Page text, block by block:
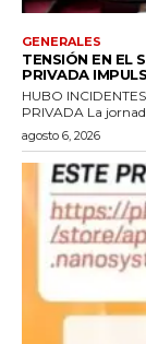
GENERALES
TENSIÓN EN EL
PRIVADA
HUBO
PRIVADA
agosto 6, 2026